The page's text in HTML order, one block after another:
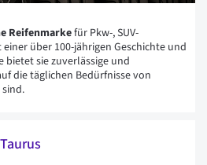
Reifenmarkefür Pkw-, SUV-
über 100-jährigen Geschichte und
bietet sie zuverlässige und
die täglichen Bedürfnisse von